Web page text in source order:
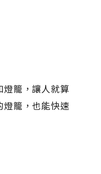
籠，讓人就算
籠，也能快速